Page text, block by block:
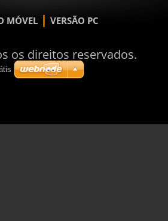
MÓVEL | VERSÃO PC
os direitos reservados.